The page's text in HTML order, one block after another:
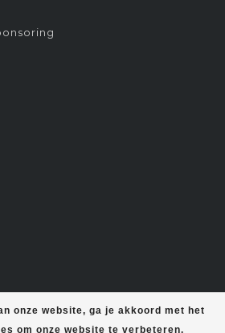
onze website, ga je akkoord met het
om onze website te verbeteren.